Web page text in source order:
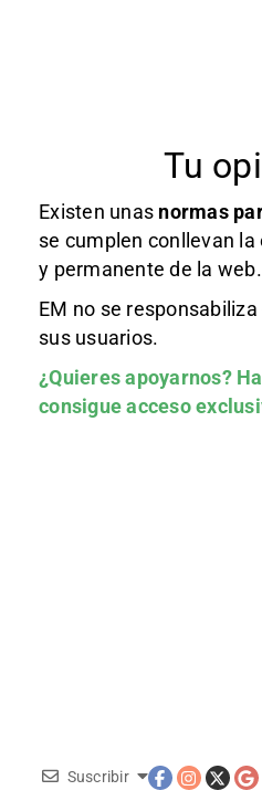
Tu
Existen unas normas
se cumplen conllevan
y permanente de la web.
EM no se
sus usuarios.
¿Quieres apoyarnos?
consigue acceso
Suscribir